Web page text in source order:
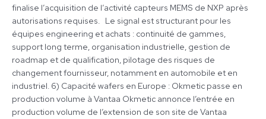
finalise l’acquisition de l’activité capteurs MEMS de NXP après
autorisations requises. Le signal est structurant pour les
équipes engineering et achats : continuité de gammes,
support long terme, organisation industrielle, gestion de
roadmap et de qualification, pilotage des risques de
changement fournisseur, notamment en automobile et en
industriel. 6) Capacité wafers en Europe : Okmetic passe en
production volume à Vantaa Okmetic annonce l’entrée en
production volume de l’extension de son site de Vantaa